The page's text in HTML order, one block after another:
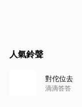
人氣鈴聲
對佗位去
滴滴答答